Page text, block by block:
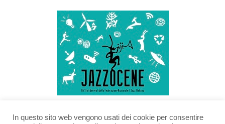
In questo sito web vengono usati dei cookie per consentire